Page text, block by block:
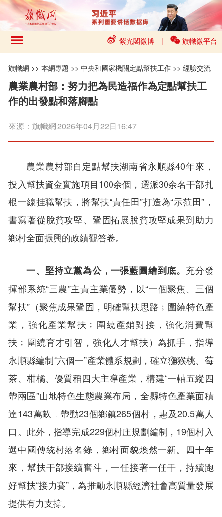
紫光閣微博 | 旗幟微平台
旗幟網 >>本網專題 >>中央和國家機關定點幫扶工作 >>經驗交流
農業農村部：努力把為民造福作為定點幫扶工
作的出發點和落腳點
來源：旗幟網2026年04月22日16:47
農業農村部自定點幫扶湖南省永順縣40年來，
投入幫扶資金實施項目100余個，選派30余名干部扎
根一線挂職幫扶，將幫扶“責任田”打造為“示范田”，
書寫著從脫貧攻堅、鞏固拓展脫貧攻堅成果到助力
鄉村全面振興的政績觀答卷。
一、堅持立黨為公，一張藍圖繪到底。 充分發
揮部系統“三農”主責主業優勢，以“一個聚焦、三個
幫扶”（聚焦成果鞏固，明確幫扶思路﹔圍繞特色產
業，強化產業幫扶﹔圍繞產銷對接，強化消費幫
扶﹔圍繞育才引智，強化人才幫扶）為抓手，指導
永順縣編制“六個一”產業體系規劃，確立獼猴桃、莓
茶、柑橘、優質稻四大主導產業，構建“一軸五縱四
帶兩區”山地特色生態農業布局，全縣特色產業面積
達143萬畝，帶動23個鄉鎮265個村，惠及20.5萬人
口。此外，指導完成229個村庄規劃編制，19個村入
選中國傳統村落名錄，鄉村面貌煥然一新。四十年
來，幫扶干部接續奮斗，一任接著一任干，持續跑
好幫扶“接力賽”，為推動永順縣經濟社會高質量發展
提供有力支撐。